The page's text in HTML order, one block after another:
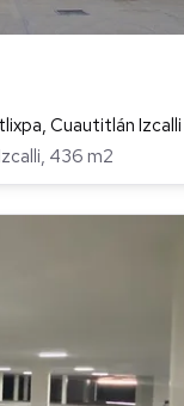
Cuautitlán Izcalli
436 m2